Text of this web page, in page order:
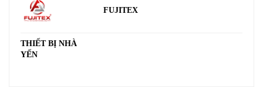
FUJITEX
THIẾT BỊ NHÀ
YẾN